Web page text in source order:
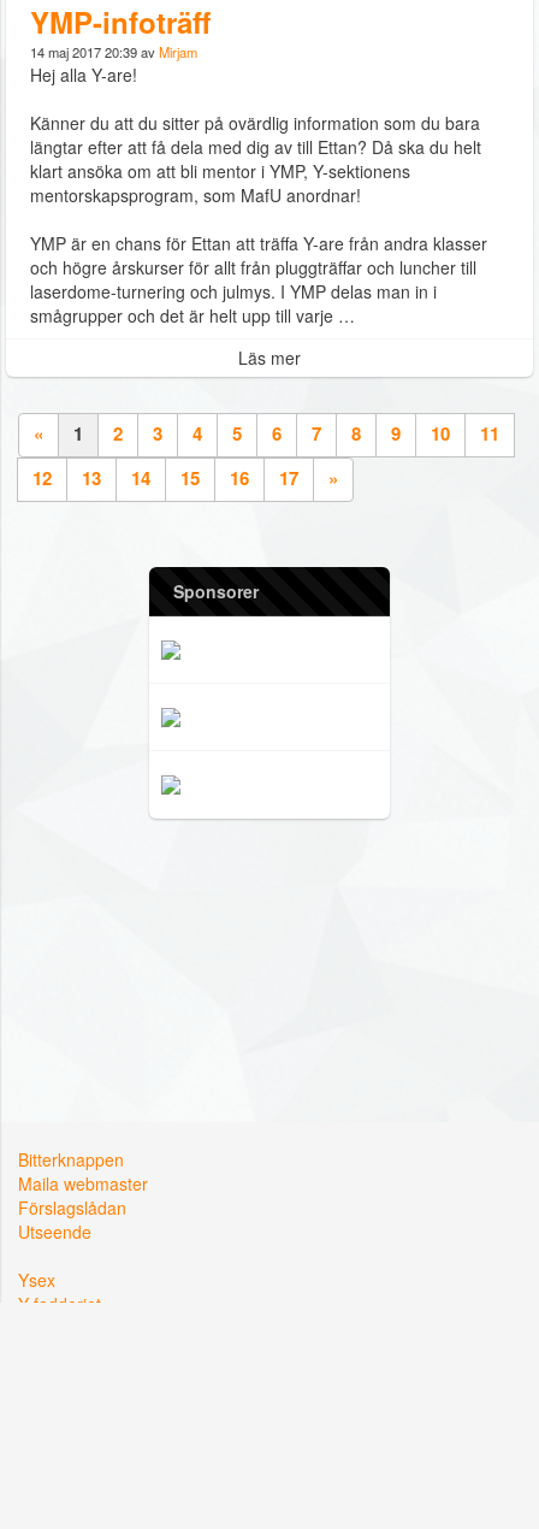
YMP-infoträff
14 maj 2017 20:39 avMirjam
Hej alla Y-are!
Känner du att du sitter på ovärdlig information som du bara
längtar efter att få dela med dig av till Ettan? Då ska du helt
klart ansöka om att bli mentor i YMP, Y-sektionens
mentorskapsprogram, som MafU anordnar!
YMP är en chans för Ettan att träffa Y-are från andra klasser
och högre årskurser för allt från pluggträffar och luncher till
laserdome-turnering och julmys. I YMP delas man in i
smågrupper och det är helt upp till varje …
Läs mer
« 1 2 3 4 5 6 7 8 9 10
11
12
13 14 15 16 17 »
Sponsorer
Bitterknappen
Maila webmaster
Förslagslådan
Utseende
Ysex
Y-fadderiet